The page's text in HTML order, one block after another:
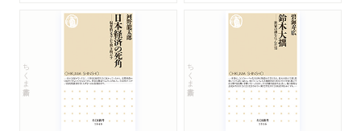
ちくま新書 ちくま新書